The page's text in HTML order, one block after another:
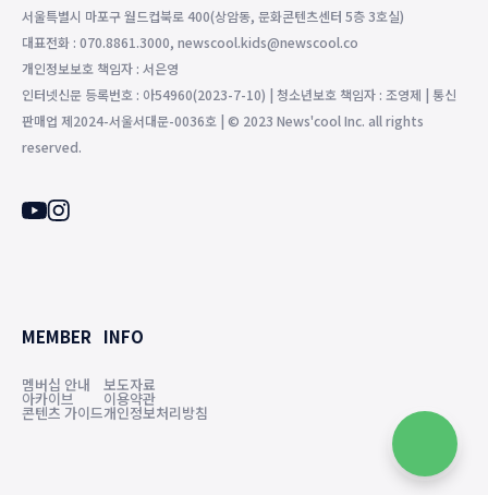
서울특별시 마포구 월드컵북로 400(상암동, 문화콘텐츠센터 5층 3호실)
대표전화 : 070.8861.3000, newscool.kids@newscool.co
개인정보보호 책임자 : 서은영
인터넷신문 등록번호 : 아54960(2023-7-10) | 청소년보호 책임자 : 조영제 | 통신
판매업 제2024-서울서대문-0036호 | © 2023 News'cool Inc. all rights
reserved.
MEMBER
멤버십 안내
아카이브
콘텐츠 가이드
INFO
보도자료
이용약관
개인정보처리방침